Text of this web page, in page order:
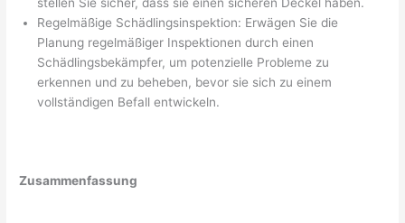
stellen Sie sicher, dass sie einen sicheren Deckel haben.
Regelmäßige Schädlingsinspektion: Erwägen Sie die
Planung regelmäßiger Inspektionen durch einen
Schädlingsbekämpfer, um potenzielle Probleme zu
erkennen und zu beheben, bevor sie sich zu einem
vollständigen Befall entwickeln.
Zusammenfassung